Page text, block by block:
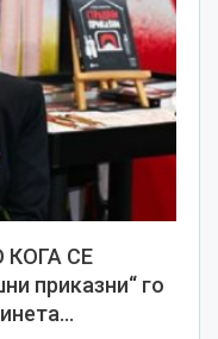
СЕ
приказни“ го